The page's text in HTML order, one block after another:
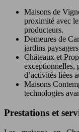
Maisons de
proximité avec
producteurs.
Demeures de
jardins
Châteaux et
exceptionnelles,
d’activités liées
Maisons
technologies
Prestations et